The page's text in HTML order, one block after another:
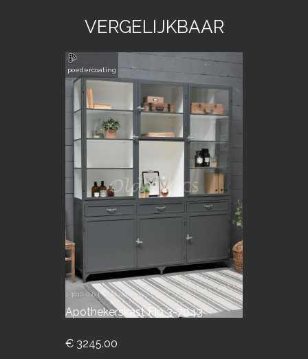
VERGELIJKBAAR
poedercoating
1-1610-016| Maatwerk
Apothekerskast Fio 3-7043
€ 3245.00